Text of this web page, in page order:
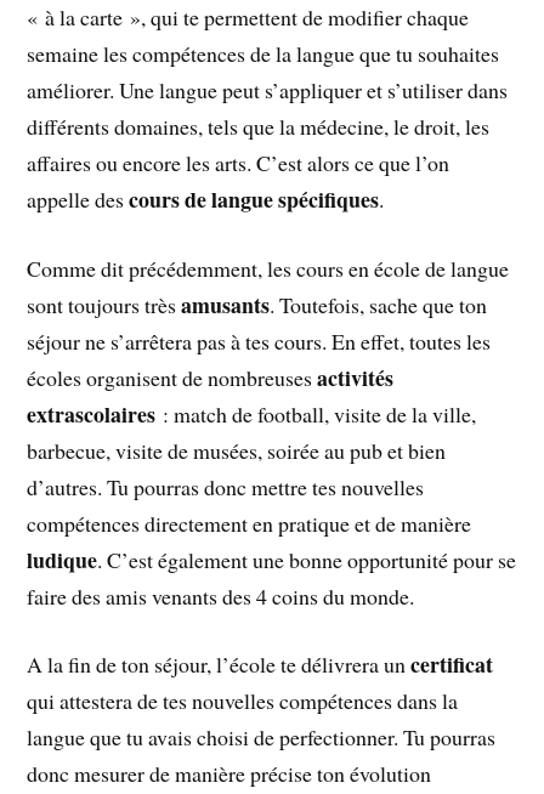
« à la carte », qui te permettent de modifier chaque
semaine les compétences de la langue que tu souhaites
améliorer. Une langue peut s’appliquer et s’utiliser dans
différents domaines, tels que la médecine, le droit, les
affaires ou encore les arts. C’est alors ce que l’on
appelle descours de langue spécifiques.
Comme dit précédemment, les cours en école de langue
sont toujours trèsamusants. Toutefois, sache que ton
séjour ne s’arrêtera pas à tes cours. En effet, toutes les
écoles organisent de nombreusesactivités
extrascolaires : match de football, visite de la ville,
barbecue, visite de musées, soirée au pub et bien
d’autres. Tu pourras donc mettre tes nouvelles
compétences directement en pratique et de manière
ludique. C’est également une bonne opportunité pour se
faire des amis venants des 4 coins du monde.
A la fin de ton séjour, l’école te délivrera uncertificat
qui attestera de tes nouvelles compétences dans la
langue que tu avais choisi de perfectionner. Tu pourras
donc mesurer de manière précise ton évolution